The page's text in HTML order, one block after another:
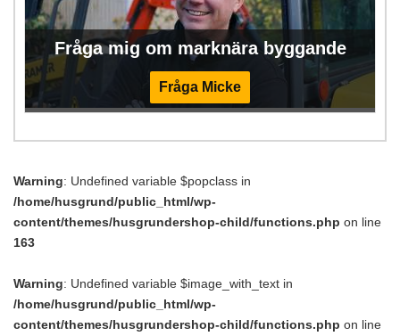
Fråga mig om marknära byggande
Fråga Micke
Warning: Undefined variable $popclass in
/home/husgrund/public_html/wp-
content/themes/husgrundershop-child/functions.php on line
163
Warning: Undefined variable $image_with_text in
/home/husgrund/public_html/wp-
content/themes/husgrundershop-child/functions.php on line